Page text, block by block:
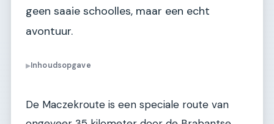
geen saaie schoolles, maar een echt
avontuur.
▶Inhoudsopgave
De Maczekroute is een speciale route van